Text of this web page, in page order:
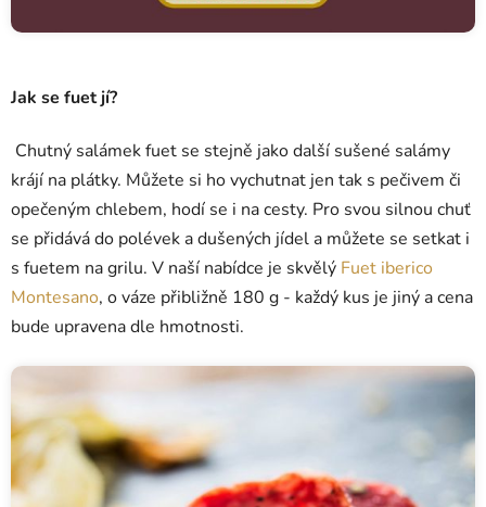
Jak se fuet jí?
Chutný salámek fuet se stejně jako další sušené salámy
krájí na plátky. Můžete si ho vychutnat jen tak s pečivem či
opečeným chlebem, hodí se i na cesty. Pro svou silnou chuť
se přidává do polévek a dušených jídel a můžete se setkat i
s fuetem na grilu. V naší nabídce je skvělý Fuet iberico
Montesano, o váze přibližně 180 g - každý kus je jiný a cena
bude upravena dle hmotnosti.